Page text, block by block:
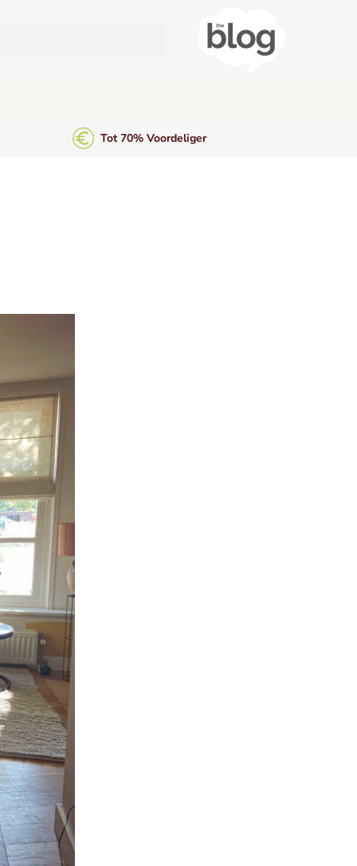
Tot 70% Voordeliger